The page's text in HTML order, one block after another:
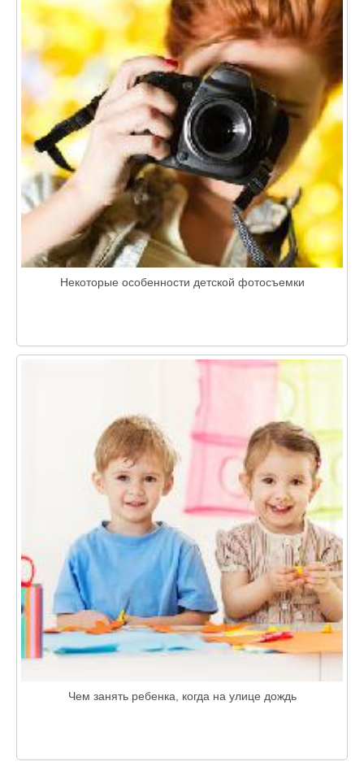
Некоторые особенности детской фотосъемки
Чем занять ребенка, когда на улице дождь